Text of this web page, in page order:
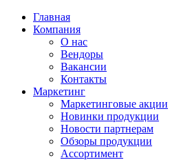
Главная
Компания
О нас
Вендоры
Вакансии
Контакты
Маркетинг
Маркетинговые акции
Новинки продукции
Новости партнерам
Обзоры продукции
Ассортимент